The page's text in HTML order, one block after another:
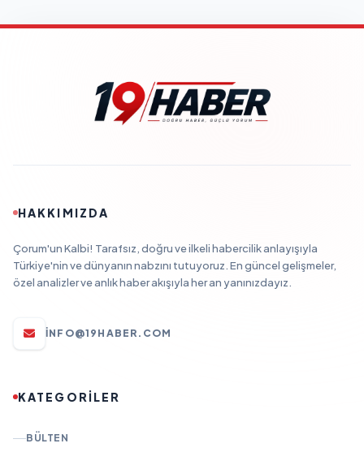
HAKKIMIZDA
Çorum'un Kalbi! Tarafsız, doğru ve ilkeli habercilik anlayışıyla
Türkiye'nin ve dünyanın nabzını tutuyoruz. En güncel gelişmeler,
özel analizler ve anlık haber akışıyla her an yanınızdayız.
INFO@19HABER.COM
KATEGORİLER
BÜLTEN